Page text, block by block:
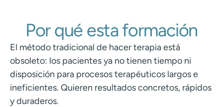
Por qué esta formación
El método tradicional de hacer terapia está
obsoleto: los pacientes ya no tienen tiempo ni
disposición para procesos terapéuticos largos e
ineficientes. Quieren resultados concretos, rápidos
y duraderos.